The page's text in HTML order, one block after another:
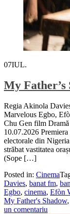
07IUL.
My
Regia Akinola
Marvelous Egbo,
Chu Gen film
10.07.2026
electorale din
străbat vastitatea
(Sope […]
Posted in: Cinema
Davies, banat fm,
Egbo, cinema, Efòn
My Father's Shadow,
un comentariu